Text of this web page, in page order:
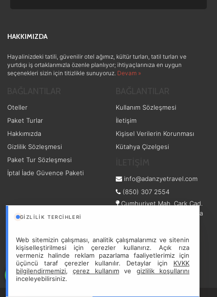
GIZLILIK TERCIHLERI
Web sitemizin çalışması, analitik çalışmalarımız ve sitenin
kişiselleştirilmesi için çerezler kullanırız. Açık rıza
vermeniz halinde reklam pazarlama faaliyetlerimiz için
üçüncü taraf çerezler kullanılır. Detaylar için KVKK
bilgilendirmemizi,çerez kullanımve gizlilik koşullarını
inceleyebilirsiniz.
Sağlık ve Güzellik
HAKKIMIZDA
Hayalinizdeki tatili, güvenilir otel ağımız, kültür turları, tatil turları ve
yurtdışı iş ortaklarımızla özenle planlıyor; ihtiyaçlarınıza en uygun
seçenekleri sizin için titizlikle sunuyoruz. Devam »
Oteller
Paket Turlar
Hakkımızda
Gizlilik Sözleşmesi
Paket Tur Sözleşmesi
İptal İade Güvence Paketi
Kullanım Sözleşmesi
İletişim
Kişisel Verilerin Korunması
Kütahya Çizelgesi
info@adanzyetravel.com
(850) 307 2554
Cumhuriyet Mah. Çark Cad.
No: 56/2 - Adapazarı/Sakarya